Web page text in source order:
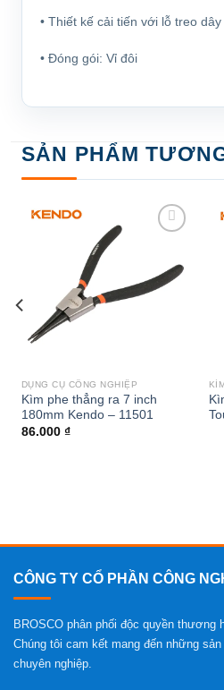
• Thiết kế cải tiến với lỗ treo
• Đóng gói: Vỉ đôi
SẢN PHẨM
DỤNG CỤ CÔNG NGHIỆP
Kìm phe thẳng ra 7 inch
180mm Kendo – 11501
86.000 ₫
CÔNG TY CỔ PHẦN CÔNG
BROSCO phân phối độc quyền thương
Chúng tôi cam kết mang đến những
chuyên nghiệp.